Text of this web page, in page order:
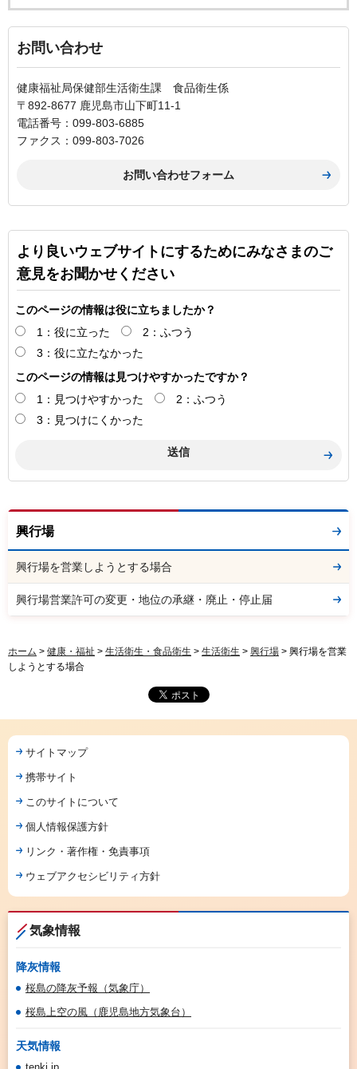
お問い合わせ
健康福祉局保健部生活衛生課 食品衛生係
〒892-8677 鹿児島市山下町11-1
電話番号：099-803-6885
ファクス：099-803-7026
より良いウェブサイトにするためにみなさまのご
意見をお聞かせください
このページの情報は役に立ちましたか？
1：役に立った
2：ふつう
3：役に立たなかった
このページの情報は見つけやすかったですか？
1：見つけやすかった
2：ふつう
3：見つけにくかった
興行場
興行場を営業しようとする場合
興行場営業許可の変更・地位の承継・廃止・停止届
ホーム > 健康・福祉 > 生活衛生・食品衛生 > 生活衛生 > 興行場 > 興行場を営業
しようとする場合
サイトマップ
携帯サイト
このサイトについて
個人情報保護方針
リンク・著作権・免責事項
ウェブアクセシビリティ方針
気象情報
降灰情報
桜島の降灰予報（気象庁）
桜島上空の風（鹿児島地方気象台）
天気情報